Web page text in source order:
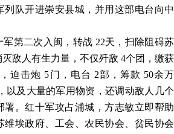
列队开进崇安县城，并用这部电台向中
军第二次入闽，转战 22天，扫除阻碍苏
敌人有生力量，不仅歼敌 4个团，缴获
迫击炮 5门，电台 2部，筹款 50余万
以及大量的军用物资，还调动敌人几个
署。红十军攻占浦城，方志敏立即帮助
维埃政府、工会、农民协会、贫民协会